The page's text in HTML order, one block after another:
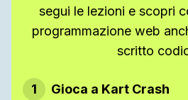
segui le lezioni e scopri
programmazione web
scritto
1 Gioca a Kart Crash